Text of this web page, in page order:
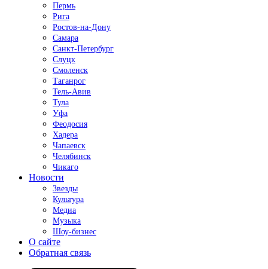
Пермь
Рига
Ростов-на-Дону
Самара
Санкт-Петербург
Слуцк
Смоленск
Таганрог
Тель-Авив
Тула
Уфа
Феодосия
Хадера
Чапаевск
Челябинск
Чикаго
Новости
Звезды
Культура
Медиа
Музыка
Шоу-бизнес
О сайте
Обратная связь